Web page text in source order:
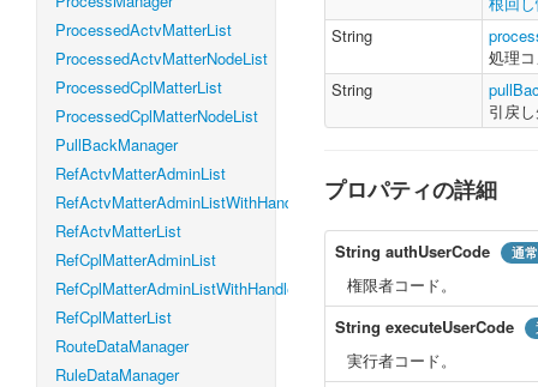
ProcessedActvMatterList
ProcessedActvMatterNodeList
ProcessedCplMatterList
ProcessedCplMatterNodeList
PullBackManager
RefActvMatterAdminList
RefActvMatterAdminListWithHandleLevel
RefActvMatterList
RefCplMatterAdminList
RefCplMatterAdminListWithHandleLevel
RefCplMatterList
RouteDataManager
RuleDataManager
String
処理
String
引戻
プロパティの詳細
String authUserCode 通常
権限者コード。
String executeUserCode
実行者コード。